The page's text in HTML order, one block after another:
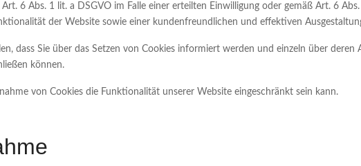
6 Abs. 1 lit. a DSGVO im Falle einer erteilten Einwilligung oder gemäß Art. 6
der Website sowie einer kundenfreundlichen und effektiven
dass Sie über das Setzen von Cookies informiert werden und einzeln über
können.
von Cookies die Funktionalität unserer Website eingeschränkt sein kann.